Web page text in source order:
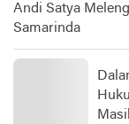
Andi Satya
Samarinda